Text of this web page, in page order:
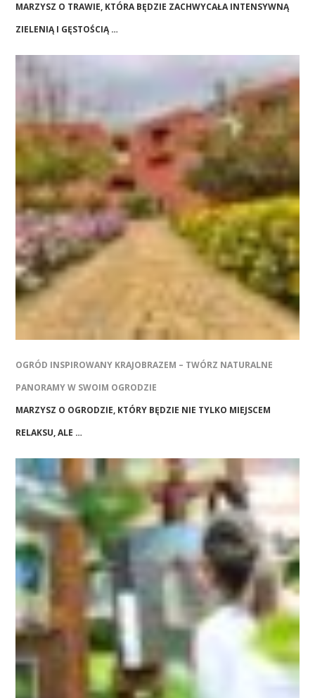
MARZYSZ O TRAWIE, KTÓRA BĘDZIE ZACHWYCAŁA INTENSYWNĄ
ZIELENIĄ I GĘSTOŚCIĄ …
OGRÓD INSPIROWANY KRAJOBRAZEM – TWÓRZ NATURALNE
PANORAMY W SWOIM OGRODZIE
MARZYSZ O OGRODZIE, KTÓRY BĘDZIE NIE TYLKO MIEJSCEM
RELAKSU, ALE …